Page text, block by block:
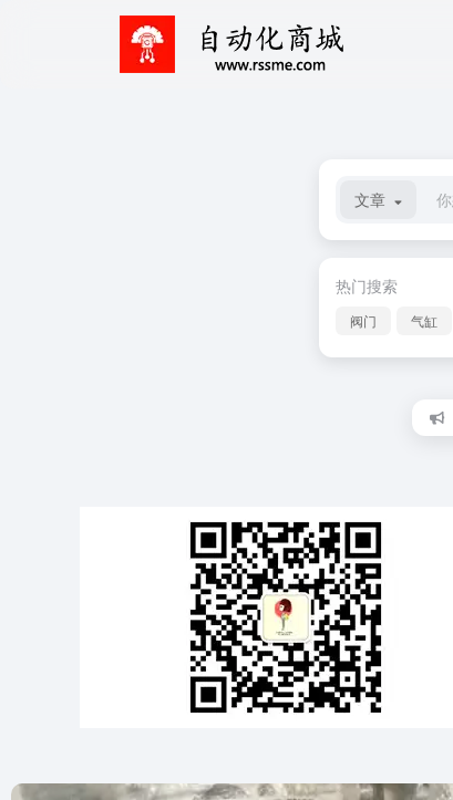
文章
热门搜索
阀门 气缸